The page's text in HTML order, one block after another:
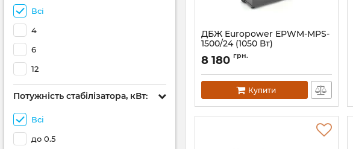
Всі
4
6
12
Потужність стабілізатора, кВт:
Всі
до 0.5
ДБЖ Europower EPWM-MPS-
1500/24 (1050 Вт)
Артикул: 39306
8 180 грн.
Купити